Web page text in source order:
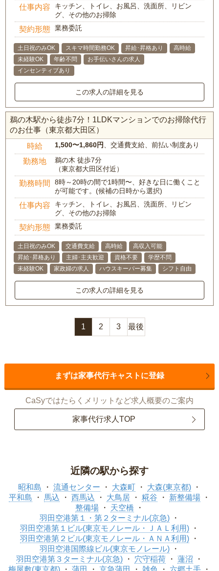
仕事内容
キッチン、トイレ、お風呂、洗面所、リビン
グ、その他のお掃除
契約形態 業務委託
土日祝のみOK スキマ時間勤務OK 昇給･昇格あり
高時給
未経験OK
年齢不問
お手伝いさんの求人
インセンティブあり
この求人の詳細を見る
鵜の木駅から徒歩7分！1LDKマンションでのお掃除代行
のお仕事（東京都大田区）
時給 1,500〜1,860円 、交通費支給、前払い制度あり
勤務地
鵜の木 徒歩7分
（東京都大田区付近）
勤務時間
8時～20時の間で1時間〜、好きな日に働くこと
が可能です。(候補の日時から選択)
仕事内容
キッチン、トイレ、お風呂、洗面所、リビン
グ、その他のお掃除
契約形態 業務委託
土日祝のみOK 交通費支給 高時給
高収入可能
昇給･昇格あり
主婦･主夫歓迎 資格不要
学歴不問
未経験OK
家政婦の求人 ハウスキーパー募集 シフト自由
この求人の詳細を見る
1 2 3 最後
まずは家事代行キャストに登録
CaSyではたらくメリットなど求人概要のご案内
家事代行求人TOP
近隣の駅から探す
昭和島 流通センター 大森町
大森(東京都)
平和島
馬込 西馬込 大鳥居 糀谷
新整備場
整備場
天空橋
羽田空港第１・第２ターミナル(京急)
羽田空港第１ビル(東京モノレール・ＪＡＬ利用)
羽田空港第２ビル(東京モノレール・ＡＮＡ利用)
羽田空港国際線ビル(東京モノレール)
羽田空港第３ターミナル(京急)
穴守稲荷
蓮沼
梅屋敷(東京都)
蒲田 京急蒲田 雑色 六郷土手